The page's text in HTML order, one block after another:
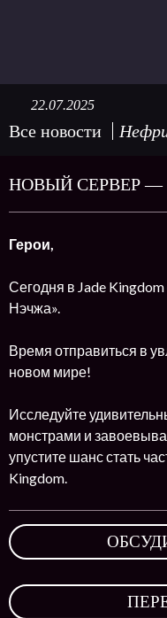
Все новости
22.07.2025
НОВЫЙ СЕРВЕР —
Герои,
Сегодня в Jade
Нэчжа».
Время отправиться в
новом мире!
Исследуйте
монстрами и
упустите шанс стать
Kingdom.